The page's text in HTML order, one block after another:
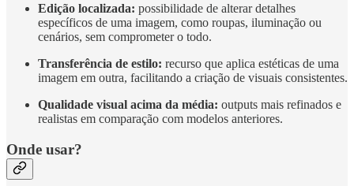
Edição localizada: possibilidade de alterar detalhes
específicos de uma imagem, como roupas, iluminação ou
cenários, sem comprometer o todo.
Transferência de estilo: recurso que aplica estéticas de uma
imagem em outra, facilitando a criação de visuais consistentes.
Qualidade visual acima da média: outputs mais refinados e
realistas em comparação com modelos anteriores.
Onde usar?